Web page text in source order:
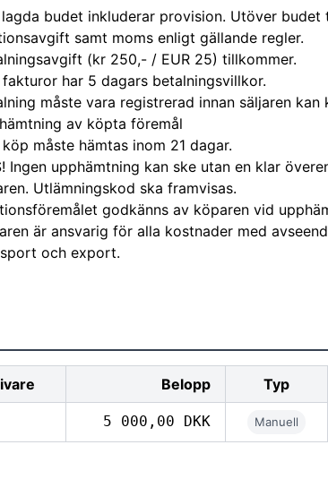
budet inkluderar provision. Utöver budet
samt moms enligt gällande regler.
(kr 250,- / EUR 25) tillkommer.
har 5 dagars betalningsvillkor.
måste vara registrerad innan säljaren
av köpta föremål
måste hämtas inom 21 dagar.
Ingen upphämtning kan ske utan en klar
Utlämningskod ska framvisas.
godkänns av köparen vid
är ansvarig för alla kostnader med
och export.
Belopp Typ
5 000,00 DKK Manuell